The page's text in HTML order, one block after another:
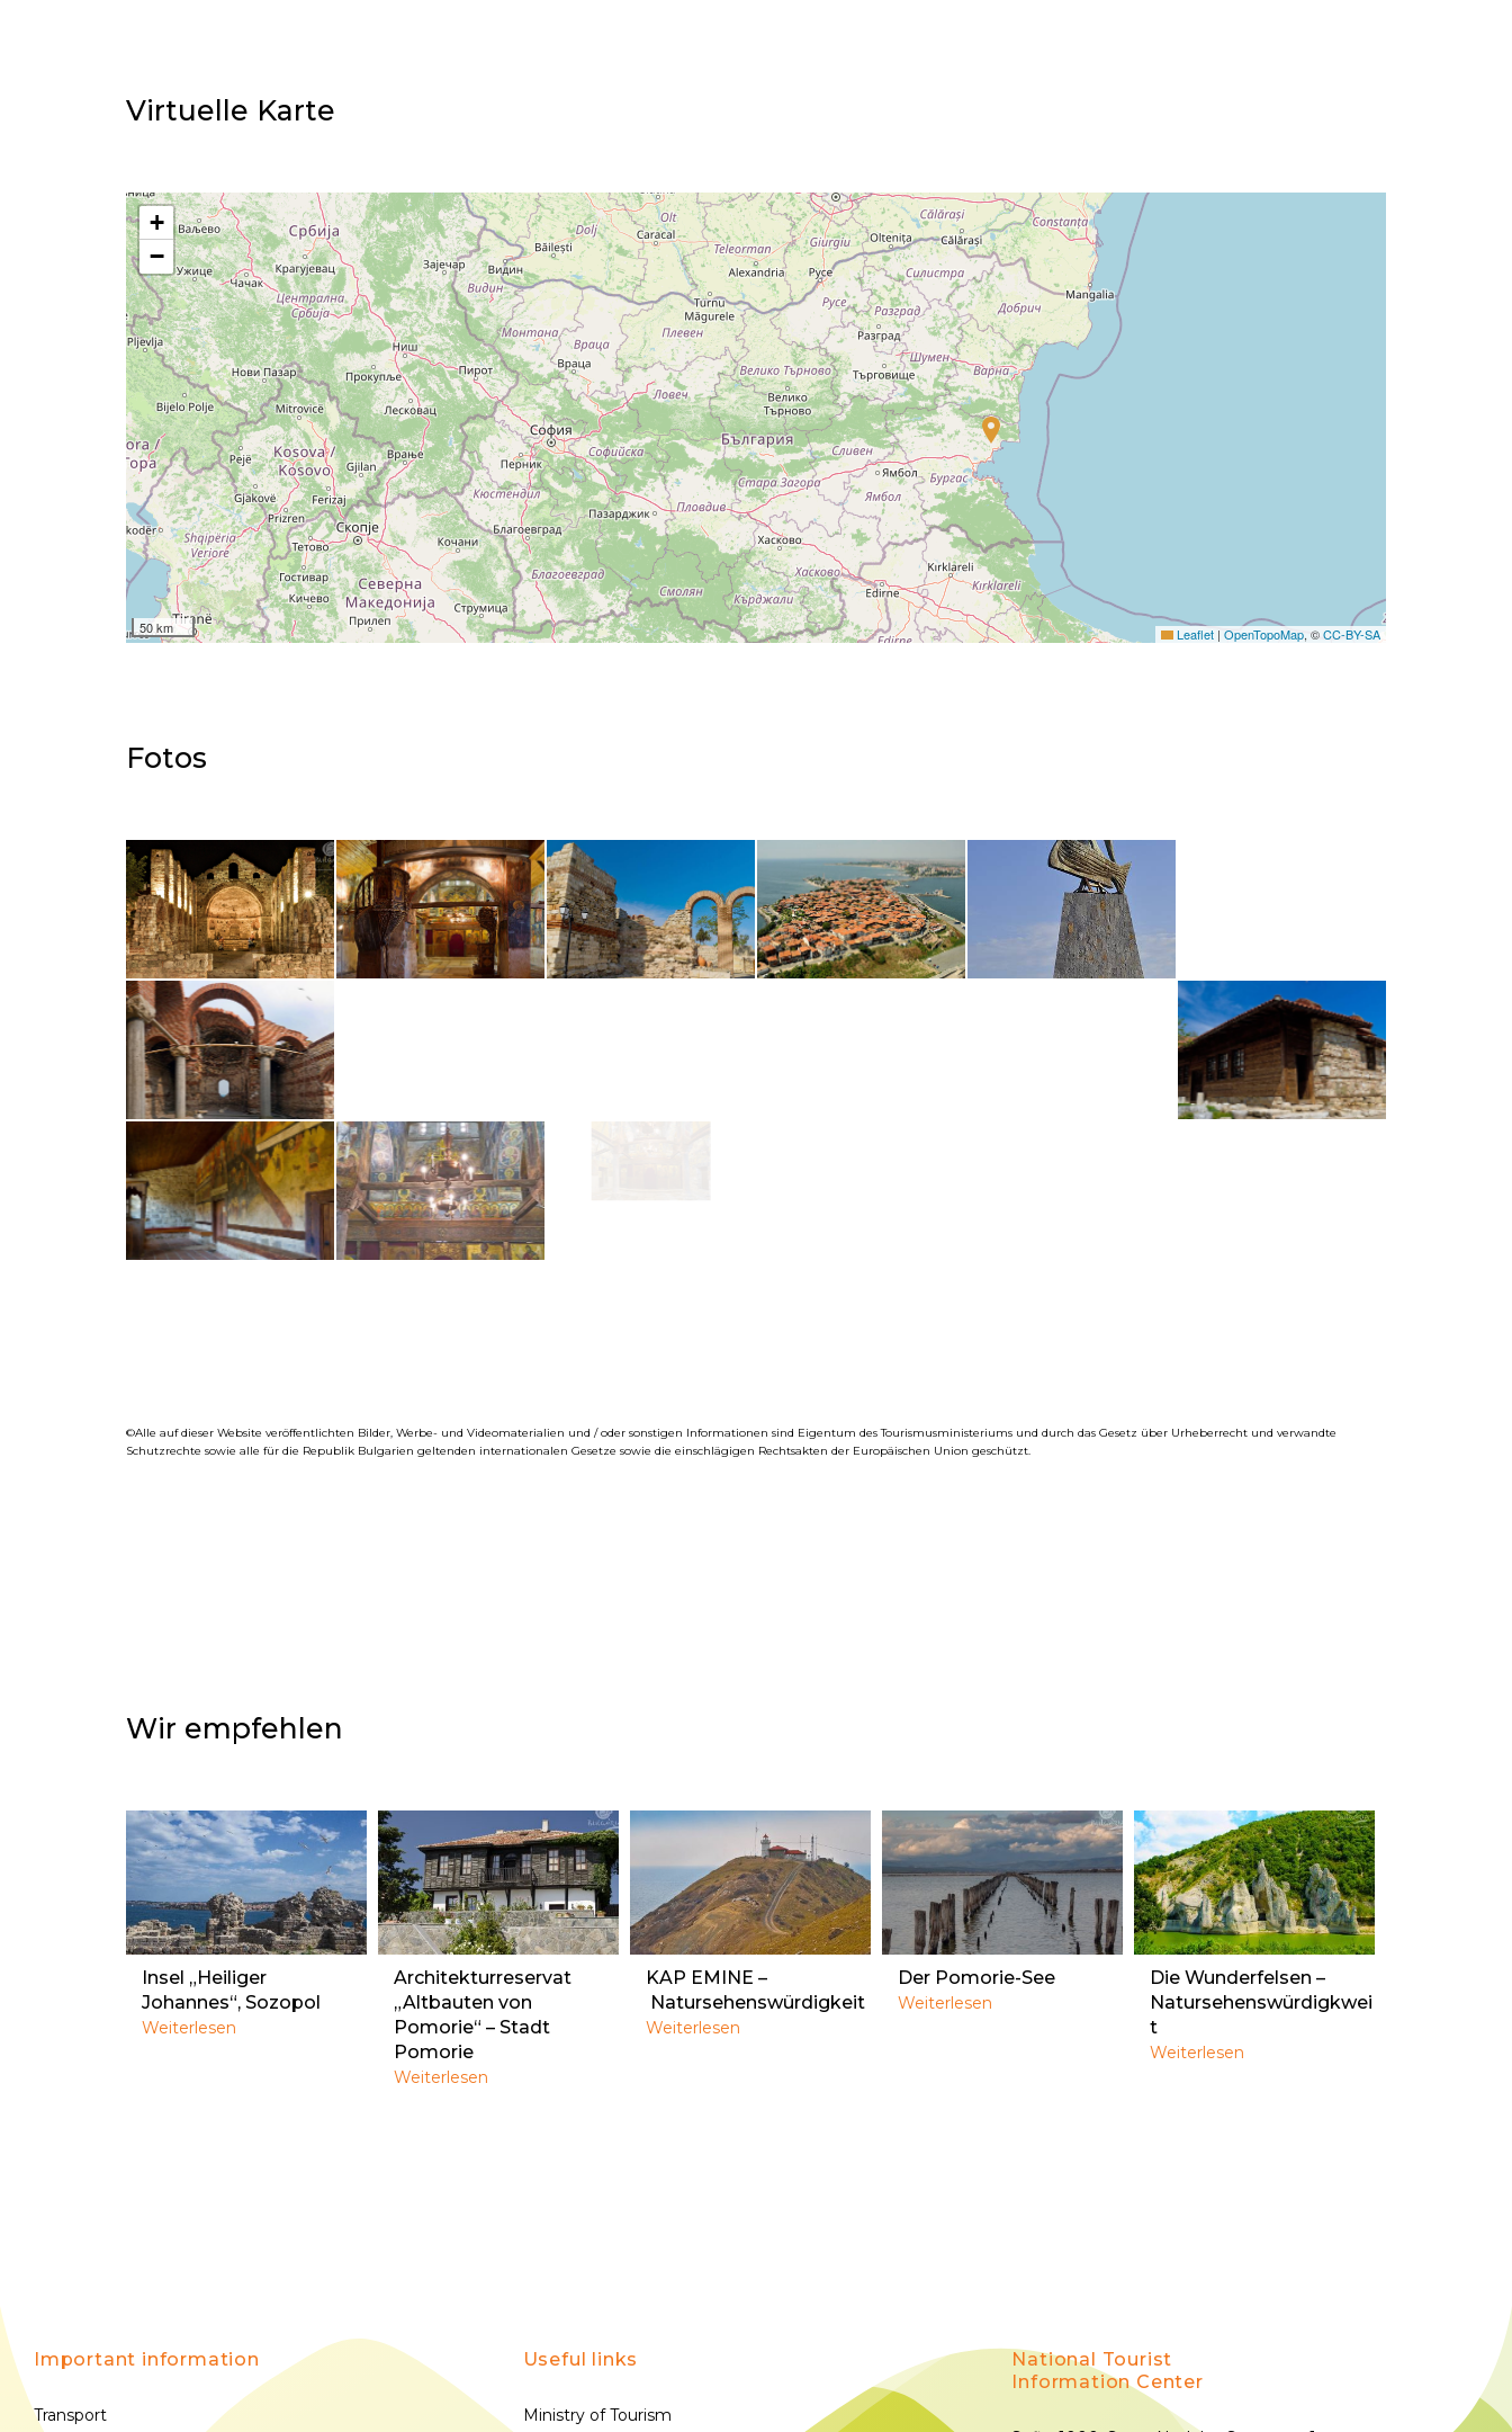
Virtuelle Karte​
+
−
50 km Leaflet | OpenTopoMap, ©CC-BY-SA
Fotos​
©Alle auf dieser Website veröffentlichten Bilder, Werbe- und Videomaterialien und / oder sonstigen Informationen sind Eigentum des Tourismusministeriums und durch das Gesetz über Urheberrecht und verwandte
Schutzrechte sowie alle für die Republik Bulgarien geltenden internationalen Gesetze sowie die einschlägigen Rechtsakten der Europäischen Union geschützt.
Wir empfehlen
Insel „Heiliger
Johannes“, Sozopol
Weiterlesen
Architekturreservat
„Altbauten von
Pomorie“ – Stadt
Pomorie
Weiterlesen
KAP EMINE –
Natursehenswürdigkeit
Weiterlesen
Der Pomorie-See
Weiterlesen
Die Wunderfelsen –
Natursehenswürdigkwei
t
Weiterlesen
Important information
Transport
Useful links
Ministry of Tourism
National Tourist
Information Center